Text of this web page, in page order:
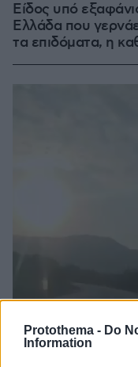
Protothema - Do
Information
Είδος υπό
Ελλάδα που
τα επιδόματα, η